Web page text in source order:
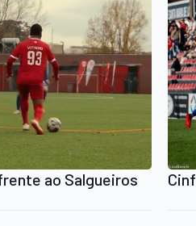
ao Salgueiros